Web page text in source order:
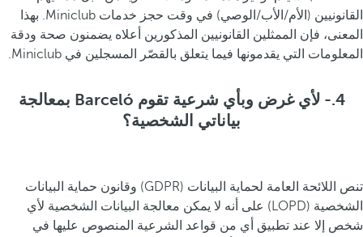
القانونيين (الأم/الأب/الوصي) في وقت حجز خدمات Miniclub. بهذا
المعنى، فإن الممثلين القانونيين المذكورين أعلاه يضمنون صحة ودقة
المعلومات التي يقدمونها فيما يتعلق بالقصّر المسجلين في Miniclub.
4.- لأي غرض وبأي شرعية تقوم Barceló بمعالجة
بياناتي الشخصية؟
تنص اللائحة العامة لحماية البيانات (GDPR) وقانون حماية البيانات
الشخصية (LOPD) على أنه لا يمكن معالجة البيانات الشخصية لأي
شخص إلا عند تطبيق أي من قواعد الشرعية المنصوص عليها في